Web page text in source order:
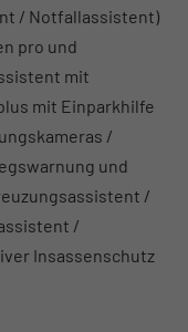
/ Notfallassistent)
pro und
mit
mit Einparkhilfe
/
und
/
/
Insassenschutz